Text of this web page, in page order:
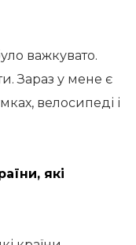
важкувато.
Зараз у мене є
велосипеді і
які